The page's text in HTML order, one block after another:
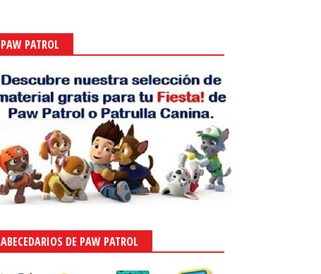
PAW PATROL
ABECEDARIOS DE PAW PATROL